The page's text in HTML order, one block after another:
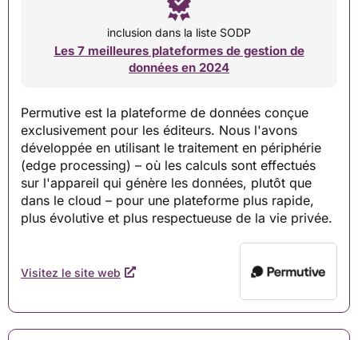
inclusion dans la liste SODP
Les 7 meilleures plateformes de gestion de
données en 2024
Permutive est la plateforme de données conçue
exclusivement pour les éditeurs. Nous l'avons
développée en utilisant le traitement en périphérie
(edge ​​processing) – où les calculs sont effectués
sur l'appareil qui génère les données, plutôt que
dans le cloud – pour une plateforme plus rapide,
plus évolutive et plus respectueuse de la vie privée.
Visitez le site web